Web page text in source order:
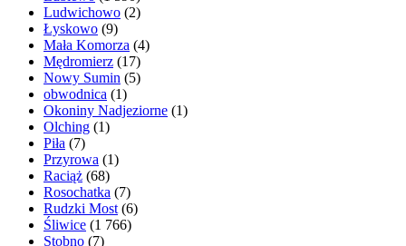
Ludwichowo (2)
Łyskowo (9)
Mała Komorza (4)
Mędromierz (17)
Nowy Sumin (5)
obwodnica (1)
Okoniny Nadjeziorne (1)
Olching (1)
Piła (7)
Przyrowa (1)
Raciąż (68)
Rosochatka (7)
Rudzki Most (6)
Śliwice (1 766)
Stobno (7)